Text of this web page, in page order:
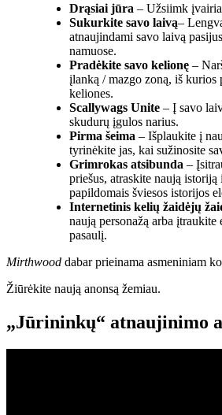
Drąsiai jūra – Užsiimk
Sukurkite savo laivą–
atnaujindami savo laivą
namuose.
Pradėkite savo kelionę –
įlanką / mazgo zoną, iš kurios
keliones.
Scallywags Unite – Į savo
skudurų įgulos narius.
Pirma šeima – Išplaukite į
tyrinėkite jas, kai sužinosite
Grimrokas atsibunda –
priešus, atraskite naują istoriją
papildomais šviesos istorijos
Internetinis kelių žaidėjų
naują personažą arba įtraukite
pasaulį.
Mirthwood dabar prieinama asmeniniam
Žiūrėkite naują anonsą žemiau.
„Jūrininkų“ atnaujinimo